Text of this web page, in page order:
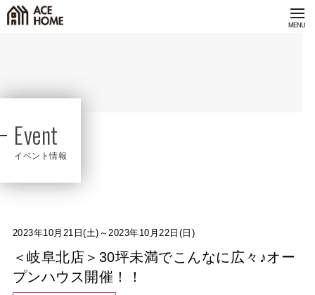
Event
イベント情報
2023年10月21日(土)～2023年10月22日(日)
＜岐阜北店＞30坪未満でこんなに広々♪オー
プンハウス開催！！